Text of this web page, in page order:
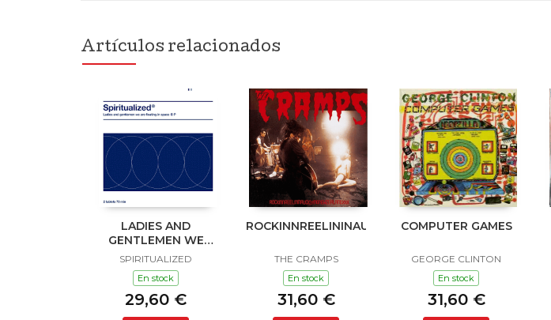
Artículos relacionados
LADIES AND
GENTLEMEN WE
ARE FLOATING IN
SPACE
SPIRITUALIZED
En stock
29,60 €
ROCKINNREELININAUKLANDNEWZEALANDXXX
THE CRAMPS
En stock
31,60 €
COMPUTER GAMES
GEORGE CLINTON
En stock
31,60 €